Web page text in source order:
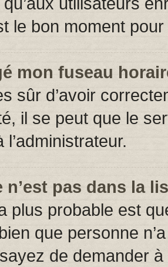
le bon moment
mon fuseau
sûr d’avoir
il se peut que le
l’administrateur.
n’est pas dans la
plus probable est
que personne
de demander à